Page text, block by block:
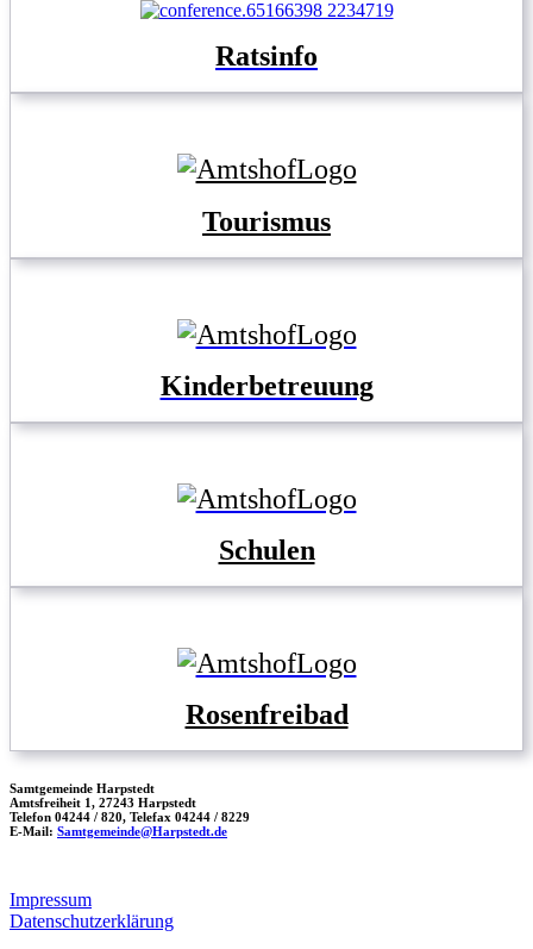
Ratsinfo
Tourismus
Kinderbetreuung
Schulen
Rosenfreibad
Samtgemeinde Harpstedt
Amtsfreiheit 1, 27243 Harpstedt
Telefon 04244 / 820, Telefax 04244 / 8229
E-Mail: Samtgemeinde@Harpstedt.de
Impressum
Datenschutzerklärung